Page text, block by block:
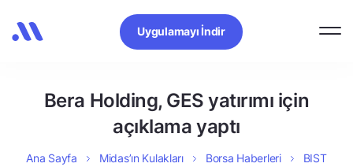
Uygulamayı İndir
Bera Holding, GES yatırımı için
açıklama yaptı
Ana Sayfa Midas’ın Kulakları Borsa Haberleri
BIST